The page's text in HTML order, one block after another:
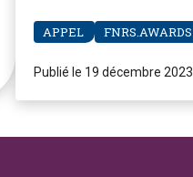
APPEL FNRS.AWARDS
Publié le 19 décembre 2023